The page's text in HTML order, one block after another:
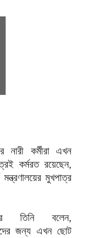
নারী কর্মীরা এখন
কর্মরত রয়েছেন,
মুখপাত্র
তিনি বলেন,
জন্য এখন ছোট